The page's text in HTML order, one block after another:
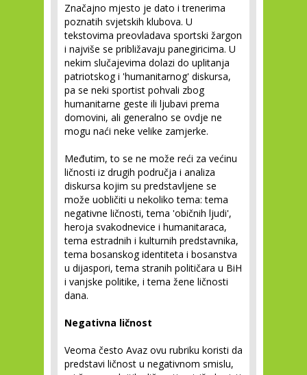
Značajno mjesto je dato i trenerima
poznatih svjetskih klubova. U
tekstovima preovladava sportski žargon
i najviše se približavaju panegiricima. U
nekim slučajevima dolazi do uplitanja
patriotskog i 'humanitarnog' diskursa,
pa se neki sportist pohvali zbog
humanitarne geste ili ljubavi prema
domovini, ali generalno se ovdje ne
mogu naći neke velike zamjerke.
Međutim, to se ne može reći za većinu
ličnosti iz drugih područja i analiza
diskursa kojim su predstavljene se
može uobličiti u nekoliko tema: tema
negativne ličnosti, tema 'običnih ljudi',
heroja svakodnevice i humanitaraca,
tema estradnih i kulturnih predstavnika,
tema bosanskog identiteta i bosanstva
u dijaspori, tema stranih političara u BiH
i vanjske politike, i tema žene ličnosti
dana.
Negativna ličnost
Veoma često Avaz ovu rubriku koristi da
predstavi ličnost u negativnom smislu,